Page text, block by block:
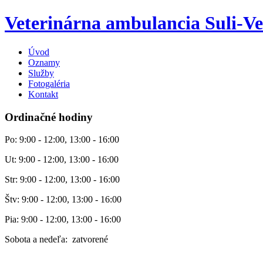
Veterinárna ambulancia Suli-
Úvod
Oznamy
Služby
Fotogaléria
Kontakt
Ordinačné hodiny
Po: 9:00 - 12:00, 13:00 - 16:00
Ut: 9:00 - 12:00, 13:00 - 16:00
Str: 9:00 - 12:00, 13:00 - 16:00
Štv: 9:00 - 12:00, 13:00 - 16:00
Pia: 9:00 - 12:00, 13:00 - 16:00
Sobota a nedeľa: zatvorené